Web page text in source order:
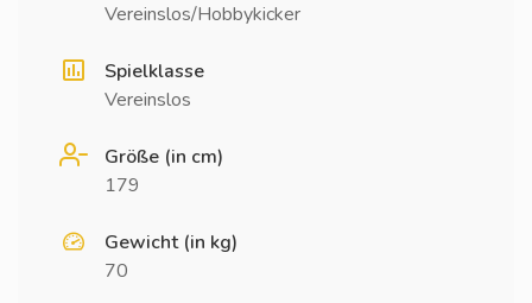
Vereinslos/Hobbykicker
Spielklasse
Vereinslos
Größe (in cm)
179
Gewicht (in kg)
70